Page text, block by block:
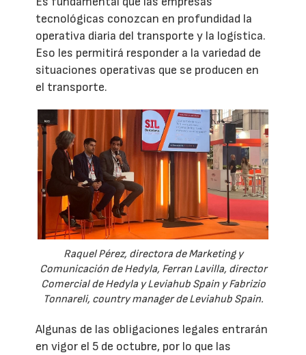
tecnológicas conozcan en profundidad la
operativa diaria del transporte y la logística.
Eso les permitirá responder a la variedad de
situaciones operativas que se producen en
el transporte.
Raquel Pérez, directora de Marketing y
Comunicación de Hedyla, Ferran Lavilla, director
Comercial de Hedyla y Leviahub Spain y Fabrizio
Tonnareli, country manager de Leviahub Spain.
Algunas de las obligaciones legales entrarán
en vigor el 5 de octubre, por lo que las